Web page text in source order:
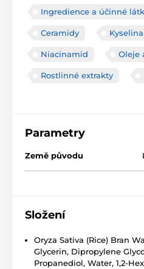
Ingredience a účinné
Ceramidy
Niacinamid Oleje
Rostlinné extrakty
Parametry
Země původu
Složení
Oryza Sativa (Rice) Bran
Glycerin, Dipropylene
Propanediol, Water, 1,2-